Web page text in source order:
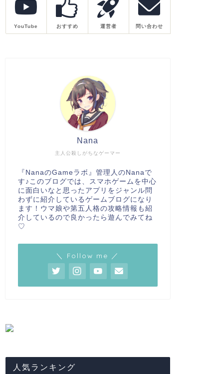
YouTube おすすめ 運営者 問い合わせ
主人公殺しがちなゲーマー
Nana
『NanaのGameラボ』管理人のNanaで
す♪このブログでは、スマホゲームを中心
に面白いなと思ったアプリをジャンル問
わずに紹介しているゲームブログになり
ます！ウマ娘や第五人格の攻略情報も紹
介しているので良かったら遊んでみてね
♡
＼ Follow me ／
人気ランキング